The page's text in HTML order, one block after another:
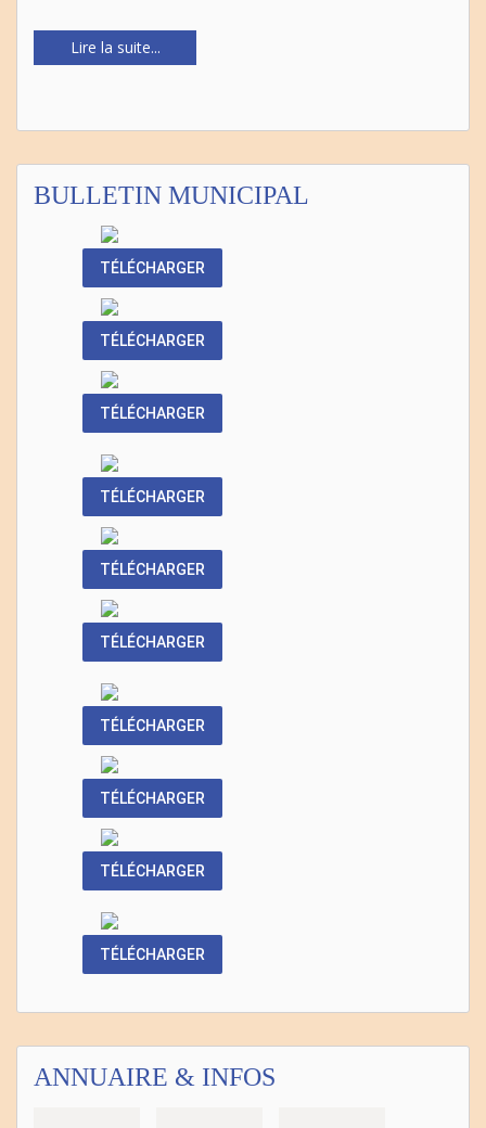
Lire la suite...
BULLETIN MUNICIPAL
TÉLÉCHARGER
TÉLÉCHARGER
TÉLÉCHARGER
TÉLÉCHARGER
TÉLÉCHARGER
TÉLÉCHARGER
TÉLÉCHARGER
TÉLÉCHARGER
TÉLÉCHARGER
TÉLÉCHARGER
ANNUAIRE & INFOS